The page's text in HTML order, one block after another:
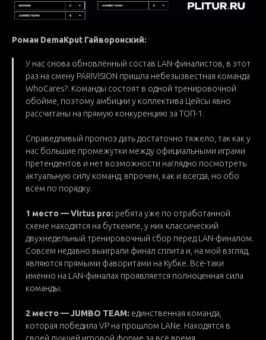
Роман DemaKput Гайворонский:
У нас снова обновлённый состав LAN-финалистов, в этот
раз на смену PARIVISION пришла небезызвестная команда
WhoCares?. Команды состоят в одной тренировочной
обойме, поэтому амбиции у коллектива Цейсы явно
рассчитаны на прямую конкуренцию за ТОП-1.
Справедливый прогноз дать достаточно тяжело, так как у
нас большие промежутки между официальными играми
претендентов и нет возможности наглядно посмотреть
актуальную силу команд, впрочем, как и всегда, но обо
всём по порядку.
1 место — Virtus pro: ребята уже по отработанной
схеме находятся на буткемпе, у них классический
двухнедельный тренировочный сбор перед LAN-финалом.
Совсем недавно выиграли финал сплита и, на мой взгляд,
являются прямыми фаворитами на Кубке. Всё-таки
именно на LAN-финалах проявляется полноценная сила
команды.
2 место — JUMBO TEAM: единственная команда,
которая победила VP на прошлом LANе. Находятся в